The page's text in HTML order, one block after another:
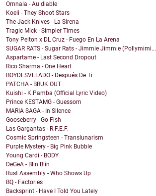
Ornnala - Au diable
Koeli - They Shoot Stars
The Jack Knives - La Sirena
Tragic Mick - Simpler Times
Tony Pelton x DL Cruz - Fuego En La Arena
SUGAR RATS - Sugar Rats - Jimmie Jimmie (Pollymimi...
Aspartame - Last Second Dropout
Rico Sharma - One Heart
BOYDESVELADO - Después De Ti
PATCHA - BRUK OUT
Kuishi - K.Pamba (Official Lyric Video)
Prince KESTAMG - Guessom
MARIA SAGA - In Silence
Gooseberry - Go Fish
Las Gargantas - R.F.E.F.
Cosmic Springsteen - Translunarism
Purple Mystery - Big Pink Bubble
Young Cardi - BODY
DeGeA - Blin Blin
Rust Assembly - Who Shows Up
BQ - Factories
Backsprint - Have I Told You Lately